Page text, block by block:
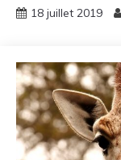
18 juillet 2019